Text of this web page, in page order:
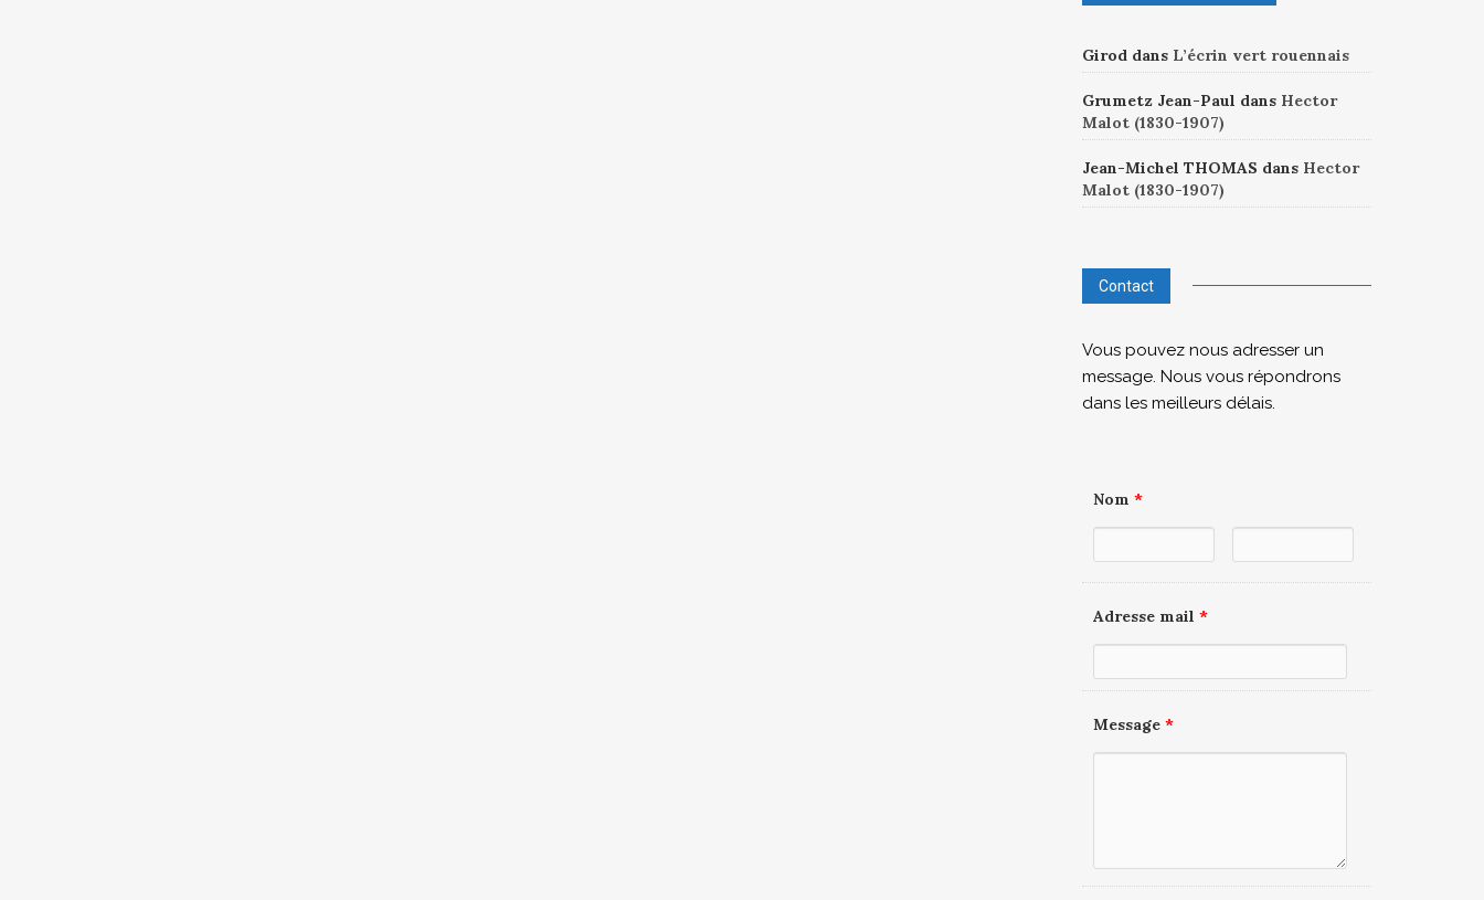
Giroddans L’écrin vert rouennais
Grumetz Jean-Paul dans Hector
Malot (1830-1907)
Jean-Michel THOMAS dans Hector
Malot (1830-1907)
Contact
Vous pouvez nous adresser un
message. Nous vous répondrons
dans les meilleurs délais.
Nom *
Adresse mail *
Message *